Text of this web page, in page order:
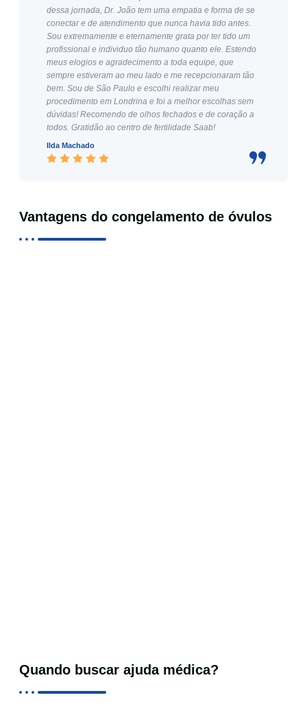
dessa jornada, Dr. João tem uma empatia e forma de se
conectar e de atendimento que nunca havia tido antes.
Sou extremamente e eternamente grata por ter tido um
profissional e individuo tão humano quanto ele. Estendo
meus elogios e agradecimento a toda equipe, que
sempre estiveram ao meu lado e me recepcionaram tão
bem. Sou de São Paulo e escolhi realizar meu
procedimento em Londrina e foi a melhor escolhas sem
dúvidas! Recomendo de olhos fechados e de coração a
todos. Gratidão ao centro de fertilidade Saab!
Ilda Machado
Vantagens do congelamento de óvulos
Quando buscar ajuda médica?